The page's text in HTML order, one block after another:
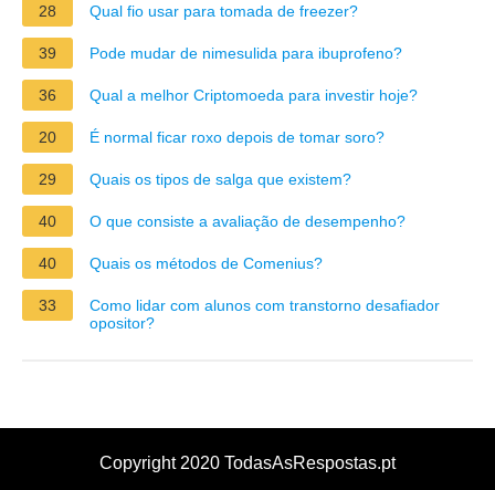
28
Qual fio usar para tomada de freezer?
39 Pode mudar de nimesulida para ibuprofeno?
36 Qual a melhor Criptomoeda para investir hoje?
20 É normal ficar roxo depois de tomar soro?
29 Quais os tipos de salga que existem?
40 O que consiste a avaliação de desempenho?
40 Quais os métodos de Comenius?
33
Como lidar com alunos com transtorno desafiador
opositor?
Copyright 2020 TodasAsRespostas.pt